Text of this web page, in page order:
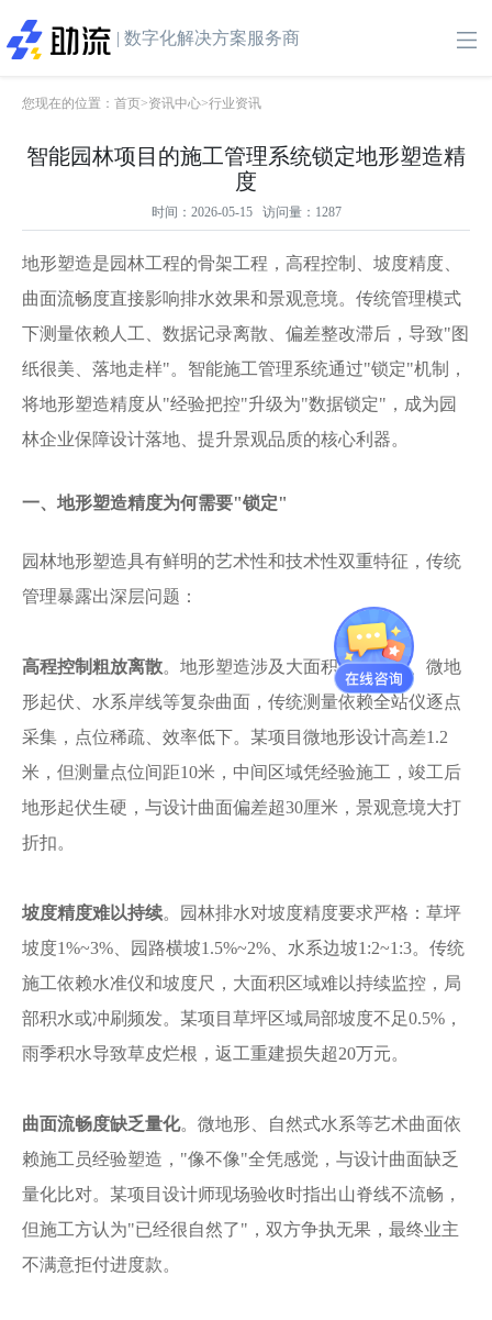
| 数字化解决方案服务商
您现在的位置： 首页>资讯中心>行业资讯
智能园林项目的施工管理系统锁定地形塑造精
度
时间：2026-05-15 访问量：1287
地形塑造是园林工程的骨架工程，高程控制、坡度精度、
曲面流畅度直接影响排水效果和景观意境。传统管理模式
下测量依赖人工、数据记录离散、偏差整改滞后，导致"图
纸很美、落地走样"。智能施工管理系统通过"锁定"机制，
将地形塑造精度从"经验把控"升级为"数据锁定"，成为园
林企业保障设计落地、提升景观品质的核心利器。
一、地形塑造精度为何需要"锁定"
园林地形塑造具有鲜明的艺术性和技术性双重特征，传统
管理暴露出深层问题：
高程控制粗放离散。地形塑造涉及大面积场地平整、微地
形起伏、水系岸线等复杂曲面，传统测量依赖全站仪逐点
采集，点位稀疏、效率低下。某项目微地形设计高差1.2
米，但测量点位间距10米，中间区域凭经验施工，竣工后
地形起伏生硬，与设计曲面偏差超30厘米，景观意境大打
折扣。
坡度精度难以持续。园林排水对坡度精度要求严格：草坪
坡度1%~3%、园路横坡1.5%~2%、水系边坡1:2~1:3。传统
施工依赖水准仪和坡度尺，大面积区域难以持续监控，局
部积水或冲刷频发。某项目草坪区域局部坡度不足0.5%，
雨季积水导致草皮烂根，返工重建损失超20万元。
曲面流畅度缺乏量化。微地形、自然式水系等艺术曲面依
赖施工员经验塑造， "像不像"全凭感觉，与设计曲面缺乏
量化比对。某项目设计师现场验收时指出山脊线不流畅，
但施工方认为"已经很自然了"，双方争执无果，最终业主
不满意拒付进度款。